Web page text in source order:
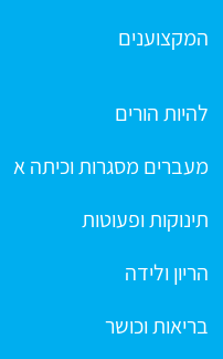
המקצוענים
להיות הורים
מעברים מסגרות וכיתה א
תינוקות ופעוטות
הריון ולידה
בריאות וכושר